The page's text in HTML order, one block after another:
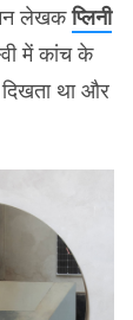
लेखकप्लिनी
में कांच के
था और